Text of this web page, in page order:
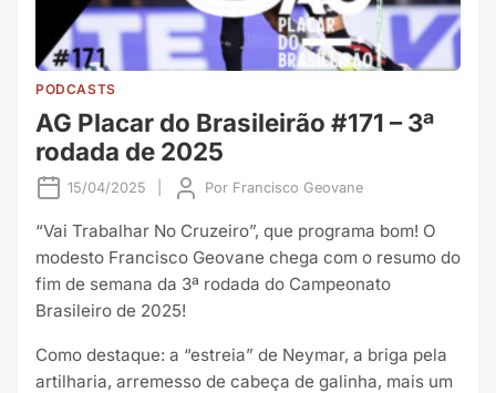
PODCASTS
AG Placar do Brasileirão #171 – 3ª
rodada de 2025
15/04/2025 Por Francisco Geovane
“Vai Trabalhar No Cruzeiro”, que programa bom! O
modesto Francisco Geovane⁠⁠⁠ chega com o resumo do
fim de semana da 3ª rodada do Campeonato
Brasileiro de 2025!
Como destaque: a “estreia” de Neymar, a briga pela
artilharia, arremesso de cabeça de galinha, mais um